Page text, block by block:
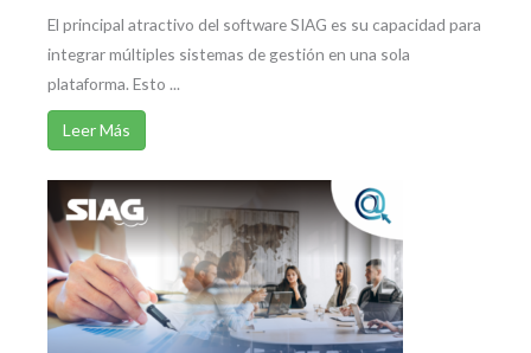
El principal atractivo del software SIAG es su capacidad para
integrar múltiples sistemas de gestión en una sola
plataforma. Esto ...
Leer Más